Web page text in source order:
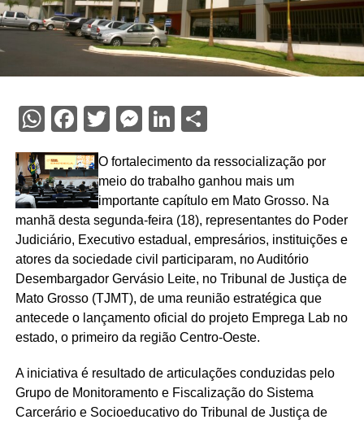
WhatsApp
Facebook
TwitterMessenger
LinkedIn
O fortalecimento da ressocialização por
meio do trabalho ganhou mais um
importante capítulo em Mato Grosso. Na
manhã desta segunda-feira (18), representantes do Poder
Judiciário, Executivo estadual, empresários, instituições e
atores da sociedade civil participaram, no Auditório
Desembargador Gervásio Leite, no Tribunal de Justiça de
Mato Grosso (TJMT), de uma reunião estratégica que
antecede o lançamento oficial do projeto Emprega Lab no
estado, o primeiro da região Centro-Oeste.
A iniciativa é resultado de articulações conduzidas pelo
Grupo de Monitoramento e Fiscalização do Sistema
Carcerário e Socioeducativo do Tribunal de Justiça de